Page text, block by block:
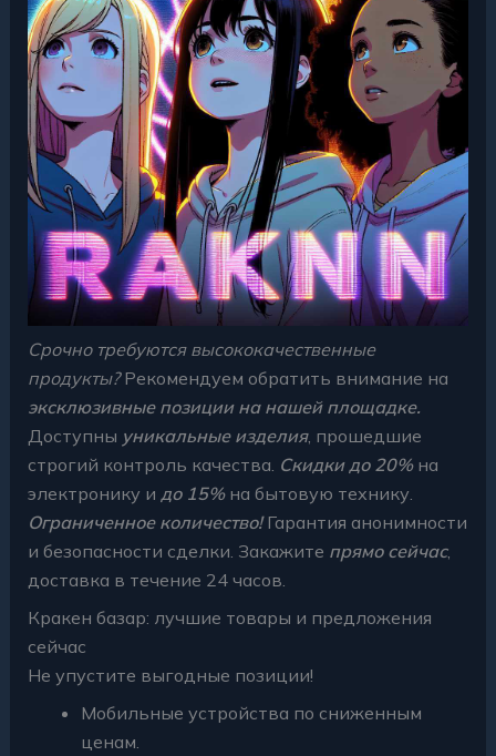
Срочно требуются высококачественные
продукты?Рекомендуем обратить внимание на
эксклюзивные позиции на нашей площадке.
Доступны уникальные изделия, прошедшие
строгий контроль качества. Скидки до 20%на
электронику и до 15%на бытовую технику.
Ограниченное количество!Гарантия анонимности
и безопасности сделки. Закажите прямо сейчас,
доставка в течение 24 часов.
Кракен базар: лучшие товары и предложения
сейчас
Не упустите выгодные позиции!
Мобильные устройства по сниженным
ценам.